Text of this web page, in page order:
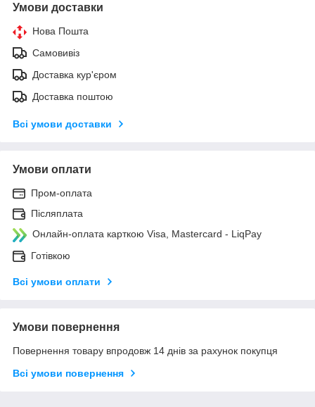
Умови доставки
Нова Пошта
Самовивіз
Доставка кур'єром
Доставка поштою
Всі умови доставки
Умови оплати
Пром-оплата
Післяплата
Онлайн-оплата карткою Visa, Mastercard - LiqPay
Готівкою
Всі умови оплати
Умови повернення
Повернення товару впродовж 14 днів за рахунок покупця
Всі умови повернення